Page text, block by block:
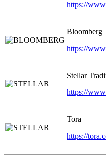
https://
Bloomberg
https://
Stellar
https://
Tora
https://